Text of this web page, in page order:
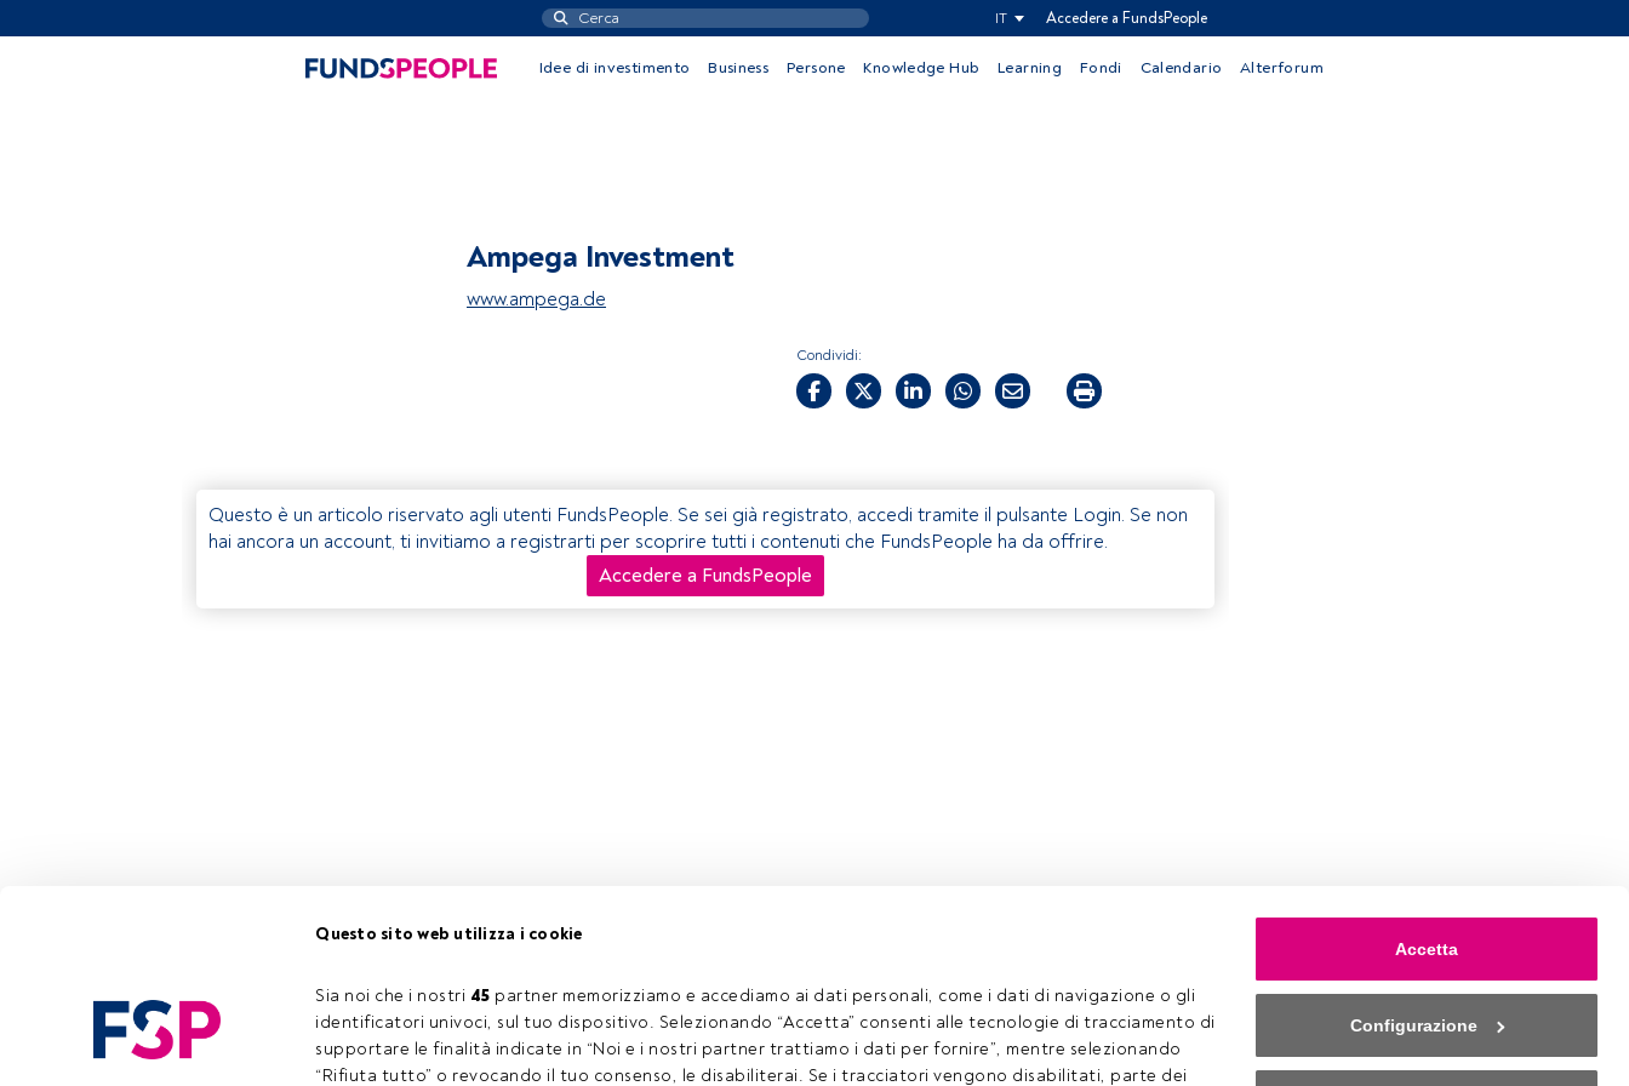
Questo sito web utilizza i cookie
Sia noi che i nostri 45 partner memorizziamo e accediamo ai dati personali, come i dati di navigazione o gli
identificatori univoci, sul tuo dispositivo. Selezionando “Accetta” consenti alle tecnologie di tracciamento di
supportare le finalità indicate in “Noi e i nostri partner trattiamo i dati per fornire”, mentre selezionando
“Rifiuta tutto” o revocando il tuo consenso, le disabiliterai. Se i tracciatori vengono disabilitati, parte dei
Accetta
Configurazione
IT Accedere a FundsPeople
Idee di investimento Business Persone Knowledge Hub Learning Fondi Calendario Alterforum
Ampega Investment
www.ampega.de
Condividi:
Questo è un articolo riservato agli utenti FundsPeople. Se sei già registrato, accedi tramite il pulsante Login. Se non
hai ancora un account, ti invitiamo a registrarti per scoprire tutti i contenuti che FundsPeople ha da offrire.
Accedere a FundsPeople